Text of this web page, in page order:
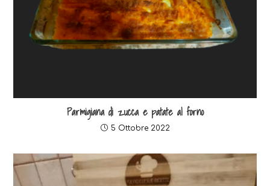
Parmigiana di zucca e patate al forno
5 Ottobre 2022